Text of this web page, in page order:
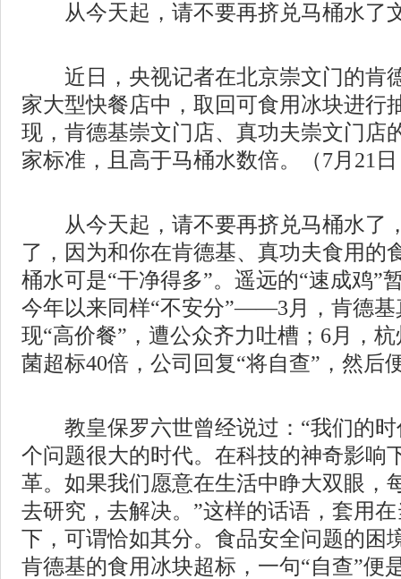
从今天起，请不要再挤兑马桶水了
近日，央视记者在北京崇文门的肯
家大型快餐店中，取回可食用冰块进行
现，肯德基崇文门店、真功夫崇文门店
家标准，且高于马桶水数倍。（7月21
从今天起，请不要再挤兑马桶水了
了，因为和你在肯德基、真功夫食用的
桶水可是“干净得多”。遥远的“速成鸡”
今年以来同样“不安分”——3月，肯德基
现“高价餐”，遭公众齐力吐槽；6月，
菌超标40倍，公司回复“将自查”，然后
教皇保罗六世曾经说过：“我们的时
个问题很大的时代。在科技的神奇影响
革。如果我们愿意在生活中睁大双眼，
去研究，去解决。”这样的话语，套用
下，可谓恰如其分。食品安全问题的困
肯德基的食用冰块超标，一句“自查”便